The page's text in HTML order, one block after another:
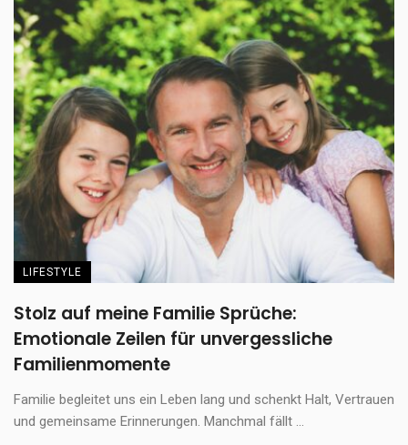
LIFESTYLE
Stolz auf meine Familie Sprüche:
Emotionale Zeilen für unvergessliche
Familienmomente
Familie begleitet uns ein Leben lang und schenkt Halt, Vertrauen
und gemeinsame Erinnerungen. Manchmal fällt ...